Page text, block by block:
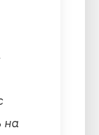
на